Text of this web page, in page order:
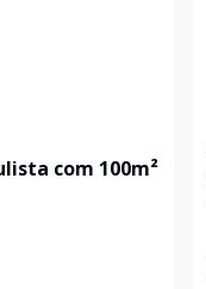
com 100m²